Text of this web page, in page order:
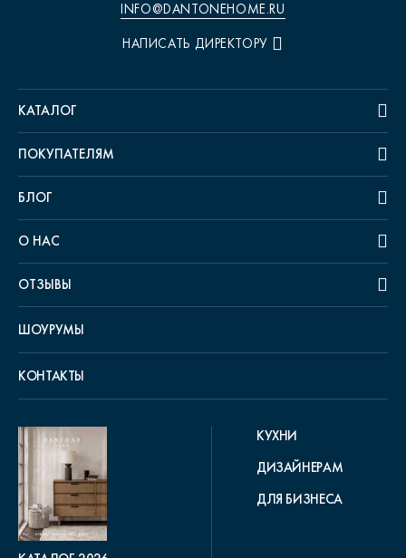
INFO@DANTONEHOME.RU
НАПИСАТЬ ДИРЕКТОРУ
КАТАЛОГ
ПОКУПАТЕЛЯМ
БЛОГ
О НАС
ОТЗЫВЫ
ШОУРУМЫ
КОНТАКТЫ
КУХНИ
ДИЗАЙНЕРАМ
ДЛЯ БИЗНЕСА